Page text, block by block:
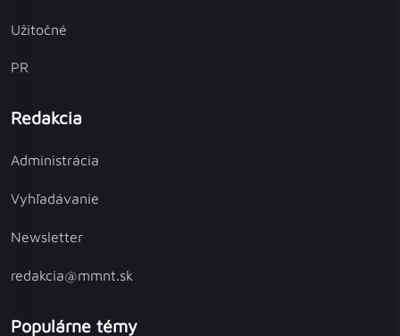
Užitočné
PR
Redakcia
Administrácia
Vyhľadávanie
Newsletter
redakcia@mmnt.sk
Populárne témy